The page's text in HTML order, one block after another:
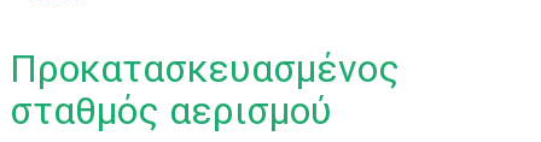
Προκατασκευασμένος
σταθμός αερισμού